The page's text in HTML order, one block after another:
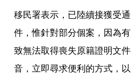
移民署表示，已陸續接獲受
件，惟針對部分個案，因為
致無法取得喪失原籍證明文
音，立即尋求便利的方式，